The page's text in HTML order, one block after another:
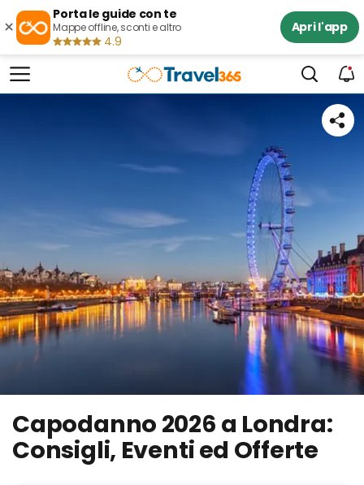
×
Porta le guide con te
Mappe offline, sconti e altro
4.9
Apri l'app
Capodanno 2026 a Londra:
Consigli, Eventi ed Offerte